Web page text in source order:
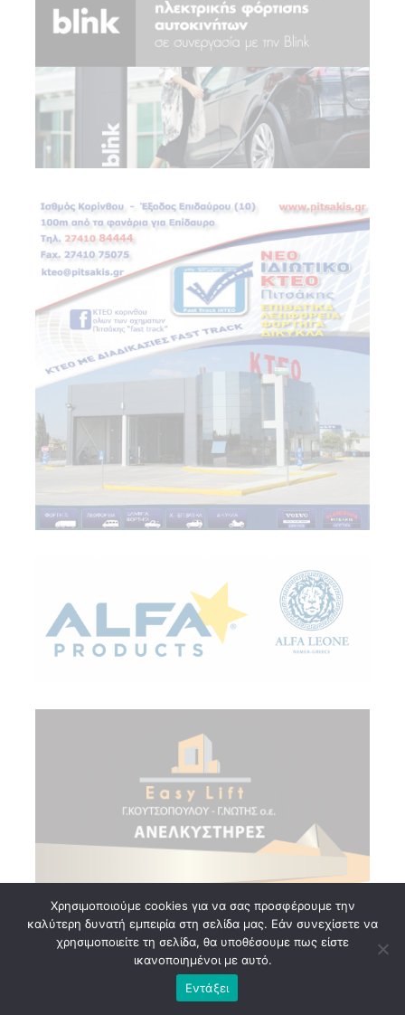
Χρησιμοποιούμε cookies για να σας προσφέρουμε την
καλύτερη δυνατή εμπειρία στη σελίδα μας. Εάν συνεχίσετε να
χρησιμοποιείτε τη σελίδα, θα υποθέσουμε πως είστε
ικανοποιημένοι με αυτό.
Εντάξει